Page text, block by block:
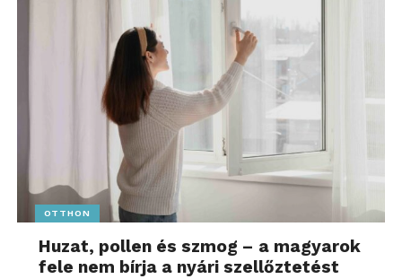
OTTHON
Huzat, pollen és szmog – a magyarok
fele nem bírja a nyári szellőztetést